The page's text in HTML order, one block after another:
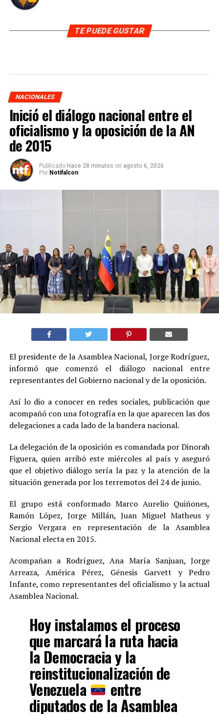
TE PUEDE GUSTAR
NACIONALES
Inició el diálogo nacional entre el
oficialismo y la oposición de la AN
de 2015
Publicado Hace 28 minutos on agosto 6, 2026
Por Notifalcon
El presidente de la Asamblea Nacional, Jorge Rodríguez,
informó que comenzó el diálogo nacional entre
representantes del Gobierno nacional y de la oposición.
Así lo dio a conocer en redes sociales, publicación que
acompañó con una fotografía en la que aparecen las dos
delegaciones a cada lado de la bandera nacional.
La delegación de la oposición es comandada por Dinorah
Figuera, quien arribó este miércoles al país y aseguró
que el objetivo diálogo sería la paz y la atención de la
situación generada por los terremotos del 24 de junio.
El grupo está conformado Marco Aurelio Quiñones,
Ramón López, Jorge Millán, Juan Miguel Matheus y
Sergio Vergara en representación de la Asamblea
Nacional electa en 2015.
Acompañan a Rodríguez, Ana María Sanjuan, Jorge
Arreaza, América Pérez, Génesis Garvett y Pedro
Infante, como representantes del oficialismo y la actual
Asamblea Nacional.
Hoy instalamos el proceso
que marcará la ruta hacia
la Democracia y la
reinstitucionalización de
Venezuela entre
diputados de la Asamblea